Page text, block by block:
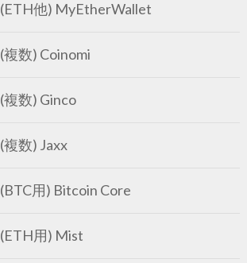
(ETH他) MyEtherWallet
(複数) Coinomi
(複数) Ginco
(複数) Jaxx
(BTC用) Bitcoin Core
(ETH用) Mist